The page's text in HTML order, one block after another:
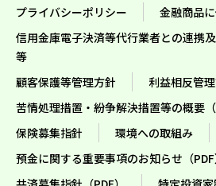
プライバシーポリシー
金融商品
信用金庫電子決済等代行業者との連携
等
顧客保護等管理方針
利益相反管
苦情処理措置・紛争解決措置等の概要（
保険募集指針
環境への取組み
預金に関する重要事項のお知らせ（PDF